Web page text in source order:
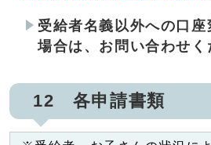
受給者名義以外への口
場合は、お問い合わせく
12 各申請書類